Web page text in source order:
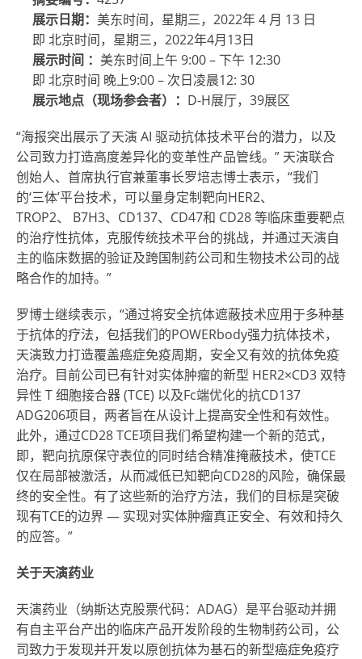
展示日期： 美东时间，星期三，2022年 4 月 13 日
即 北京时间，星期三，2022年4月13日
展示时间 ： 美东时间上午 9:00 – 下午 12:30
即 北京时间 晚上9:00 – 次日凌晨12: 30
展示地点（现场参会者）： D-H展厅，39展区
“海报突出展示了天演 AI 驱动抗体技术平台的潜力，以及
公司致力打造高度差异化的变革性产品管线。” 天演联合
创始人、首席执行官兼董事长罗培志博士表示，“我们
的‘三体’平台技术，可以量身定制靶向HER2、
TROP2、 B7H3、 CD137、CD47和 CD28 等临床重要靶点
的治疗性抗体，克服传统技术平台的挑战，并通过天演自
主的临床数据的验证及跨国制药公司和生物技术公司的战
略合作的加持。”
罗博士继续表示，“通过将安全抗体遮蔽技术应用于多种基
于抗体的疗法，包括我们的POWERbody强力抗体技术，
天演致力打造覆盖癌症免疫周期，安全又有效的抗体免疫
治疗。目前公司已有针对实体肿瘤的新型 HER2×CD3 双特
异性 T 细胞接合器 (TCE) 以及Fc端优化的抗CD137
ADG206项目，两者旨在从设计上提高安全性和有效性。
此外，通过CD28 TCE项目我们希望构建一个新的范式，
即，靶向抗原保守表位的同时结合精准掩蔽技术，使TCE
仅在局部被激活，从而减低已知靶向CD28的风险，确保最
终的安全性。有了这些新的治疗方法，我们的目标是突破
现有TCE的边界 — 实现对实体肿瘤真正安全、有效和持久
的应答。”
关于天演药业
天演药业（纳斯达克股票代码：ADAG）是平台驱动并拥
有自主平台产出的临床产品开发阶段的生物制药公司，公
司致力于发现并开发以原创抗体为基石的新型癌症免疫疗